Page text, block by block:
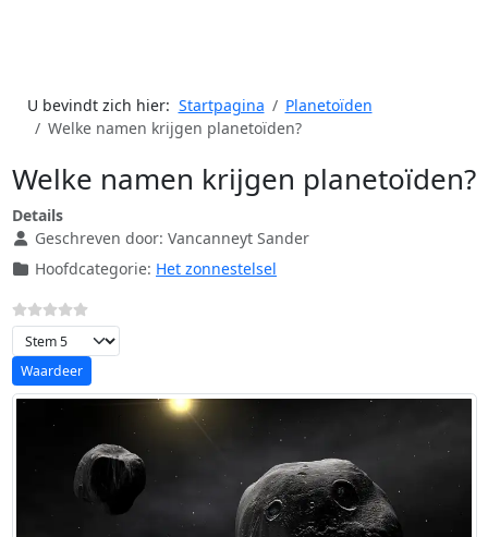
U bevindt zich hier: Startpagina
Planetoïden
Welke namen krijgen planetoïden?
Welke namen krijgen planetoïden?
Details
Geschreven door: Vancanneyt Sander
Hoofdcategorie: Het zonnestelsel
Voeg waardering toe